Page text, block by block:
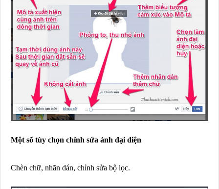
Một số tùy chọn chỉnh sửa ảnh đại diện
Chèn chữ, nhãn dán, chỉnh sửa bộ lọc.